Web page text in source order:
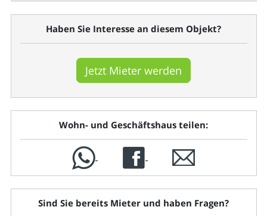
Haben Sie Interesse an diesem Objekt?
Jetzt Mieter werden
Wohn- und Geschäftshaus teilen:
Sind Sie bereits Mieter und haben Fragen?